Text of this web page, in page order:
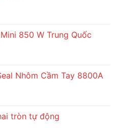
850 W Trung Quốc
Nhôm Cầm Tay 8800A
tròn tự động